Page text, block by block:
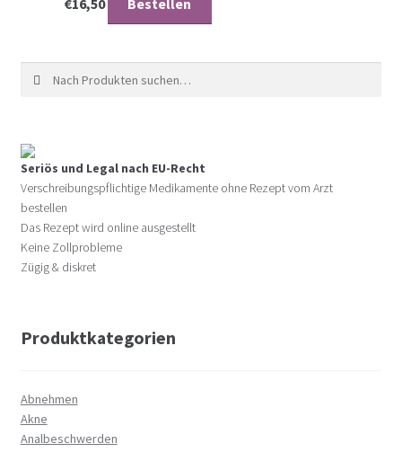
€16,50 Bestellen
Suche nach:
Seriös und Legal nach EU-Recht
Verschreibungspflichtige Medikamente ohne Rezept vom Arzt
bestellen
Das Rezept wird online ausgestellt
Keine Zollprobleme
Zügig & diskret
Produktkategorien
Abnehmen
Akne
Analbeschwerden